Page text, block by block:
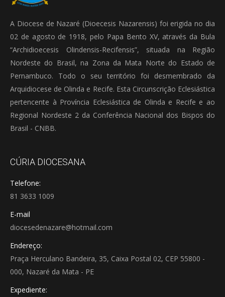
A Diocese de Nazaré (Dioecesis Nazarensis) foi erigida no dia
02 de agosto de 1918, pelo Papa Bento XV, através da Bula
“Archidioecesis Olindensis-Recifensis”, situada na Região
Nordeste do Brasil, na Zona da Mata Norte do Estado de
Pernambuco. Todo o seu território foi desmembrado da
Arquidiocese de Olinda e Recife. Esta Circunscrição Eclesiástica
pertencente à Província Eclesiástica de Olinda e Recife e ao
Regional Nordeste 2 da Conferência Nacional dos Bispos do
Brasil - CNBB.
CÚRIA DIOCESANA
Telefone:
81 3633 1009
E-mail
diocesedenazare@hotmail.com
Endereço:
Praça Herculano Bandeira, 35, Caixa Postal 02, CEP 55800 -
000, Nazaré da Mata - PE
Expediente: